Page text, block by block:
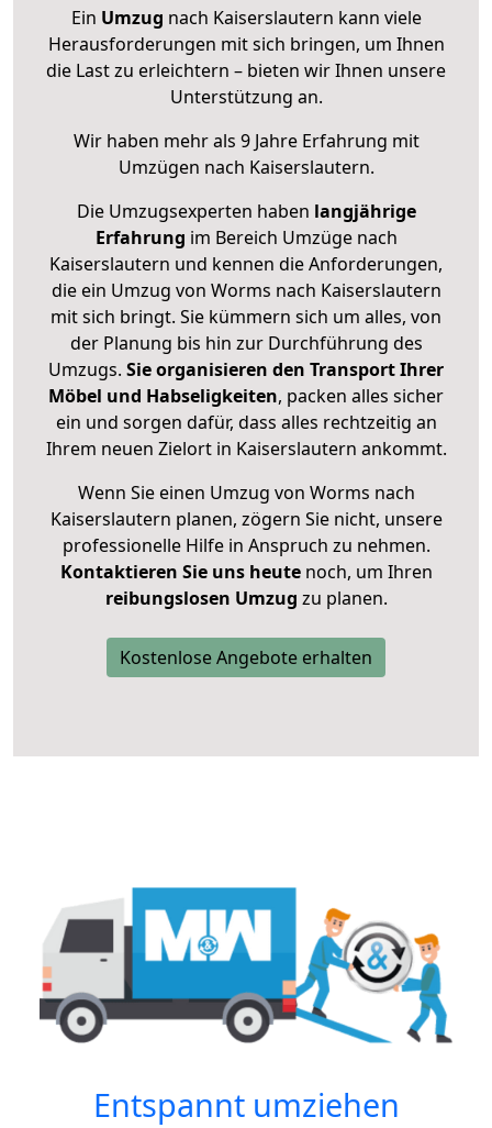
Ein Umzug nach Kaiserslautern kann viele
Herausforderungen mit sich bringen, um Ihnen
die Last zu erleichtern – bieten wir Ihnen unsere
Unterstützung an.
Wir haben mehr als 9 Jahre Erfahrung mit
Umzügen nach Kaiserslautern.
Die Umzugsexperten haben langjährige
Erfahrung im Bereich Umzüge nach
Kaiserslautern und kennen die Anforderungen,
die ein Umzug von Worms nach Kaiserslautern
mit sich bringt. Sie kümmern sich um alles, von
der Planung bis hin zur Durchführung des
Umzugs. Sie organisieren den Transport Ihrer
Möbel und Habseligkeiten, packen alles sicher
ein und sorgen dafür, dass alles rechtzeitig an
Ihrem neuen Zielort in Kaiserslautern ankommt.
Wenn Sie einen Umzug von Worms nach
Kaiserslautern planen, zögern Sie nicht, unsere
professionelle Hilfe in Anspruch zu nehmen.
Kontaktieren Sie uns heutenoch, um Ihren
reibungslosen Umzug zu planen.
Kostenlose Angebote erhalten
Entspannt umziehen